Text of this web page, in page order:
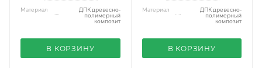
Материал
ДПК древесно-
полимерный
композит
В КОРЗИНУ
Материал
ДПК древесно-
полимерный
композит
В КОРЗИНУ